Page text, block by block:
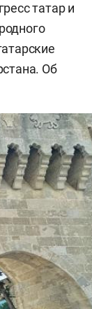
татар и
Об